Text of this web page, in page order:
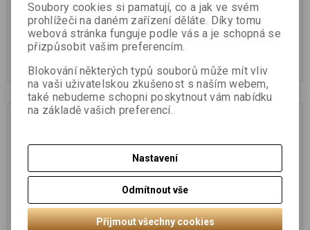
adaptérem 1ks
539 Kč 970 Kč
Soubory cookies si pamatují, co a jak ve svém
prohlížeči na daném zařízení děláte. Díky tomu
webová stránka funguje podle vás a je schopná se
přizpůsobit vašim preferencím.
Blokování některých typů souborů může mít vliv
na vaši uživatelskou zkušenost s naším webem,
také nebudeme schopni poskytnout vám nabídku
na základě vašich preferencí.
Nastavení
Odmítnout vše
Přijmout všechny cookies